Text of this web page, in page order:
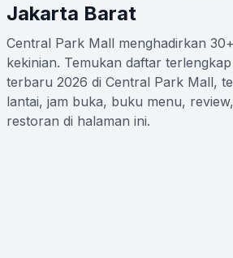
Jakarta Barat
Central Park Mall menghadirkan
kekinian. Temukan daftar
terbaru 2026 di Central Park Mall,
lantai, jam buka, buku menu,
restoran di halaman ini.